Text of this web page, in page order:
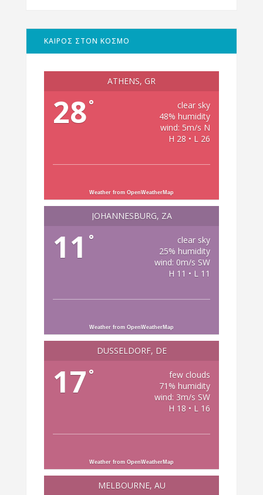
ΚΑΙΡΟΣ ΣΤΟΝ ΚΟΣΜΟ
ATHENS, GR
28°
clear sky
48% humidity
wind: 5m/s N
H 28 • L 26
Weather from OpenWeatherMap
JOHANNESBURG, ZA
11 °
clear sky
25% humidity
wind: 0m/s SW
H 11 • L 11
Weather from OpenWeatherMap
DÜSSELDORF, DE
17 °
few clouds
71% humidity
wind: 3m/s SW
H 18 • L 16
Weather from OpenWeatherMap
MELBOURNE, AU